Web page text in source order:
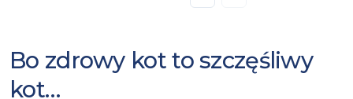
Bo zdrowy kot to szczęśliwy
kot…